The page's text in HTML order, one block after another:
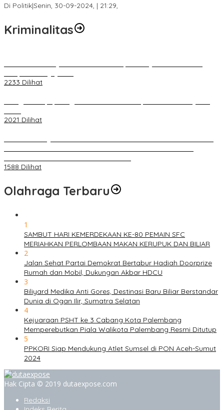
Di Politik|Senin, 30-09-2024, | 21:29,
Kriminalitas
2233 Dilihat
2021 Dilihat
1588 Dilihat
Olahraga Terbaru
1
SAMBUT HARI KEMERDEKAAN KE-80 PEMAIN SFC
MERIAHKAN PERLOMBAAN MAKAN KERUPUK DAN BILIAR
2
Jalan Sehat Partai Demokrat Bertabur Hadiah Doorprize
Rumah dan Mobil, Dukungan Akbar HDCU
3
Biliyard Medika Anti Gores, Destinasi Baru Biliar Berstandar
Dunia di Ogan Ilir, Sumatra Selatan
4
Kejuaraan PSHT ke 3 Cabang Kota Palembang
Memperebutkan Piala Walikota Palembang Resmi Ditutup
5
PPKORI Siap Mendukung Atlet Sumsel di PON Aceh-Sumut
2024
Hak Cipta © 2019 dutaexpose.com
Redaksi